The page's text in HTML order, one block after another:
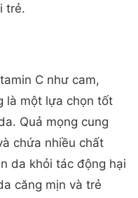
trẻ.
C như cam,
là một lựa chọn tốt
Quả mọng cung
chứa nhiều chất
da khỏi tác động hại
căng mịn và trẻ